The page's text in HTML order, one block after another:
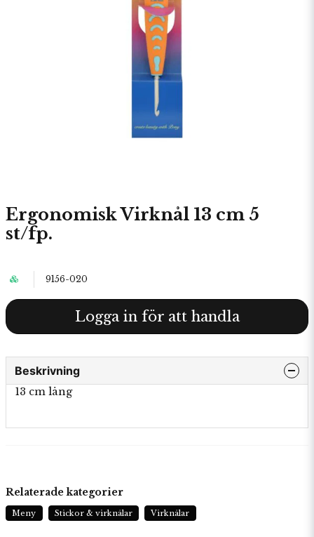
Ergonomisk Virknål 13 cm 5
st/fp.
9156-020
Logga in för att handla
Beskrivning
13 cm lång
Relaterade kategorier
Meny Stickor & virknålar Virknålar